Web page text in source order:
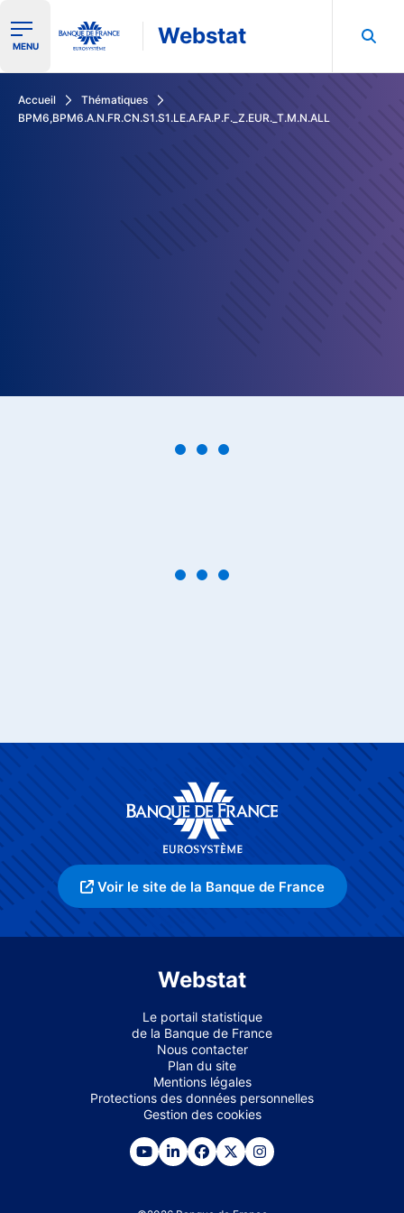
Ouvrir le menu de navigation
MENU Webstat
Accueil
Thématiques
BPM6,BPM6.A.N.FR.CN.S1.S1.LE.A.FA.P.F._Z.EUR._T.M.N.ALL
Voir le site de la Banque de France
Webstat
Le portail statistique
de la Banque de France
Nous contacter
Plan du site
Mentions légales
Protections des données personnelles
Gestion des cookies